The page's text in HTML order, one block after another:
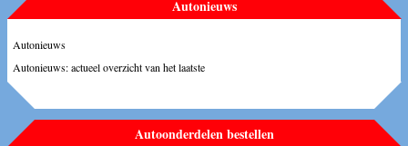
Autonieuws
Autonieuws
Autonieuws: actueel overzicht van het laatste
Autoonderdelen bestellen